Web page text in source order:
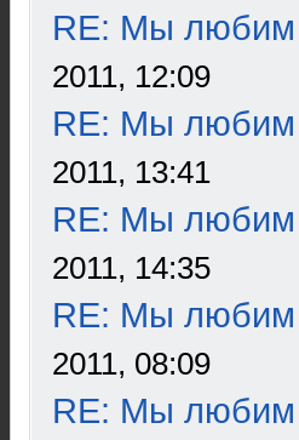
RE: Мы любим
2011, 12:09
RE: Мы любим
2011, 13:41
RE: Мы любим
2011, 14:35
RE: Мы любим
2011, 08:09
RE: Мы любим